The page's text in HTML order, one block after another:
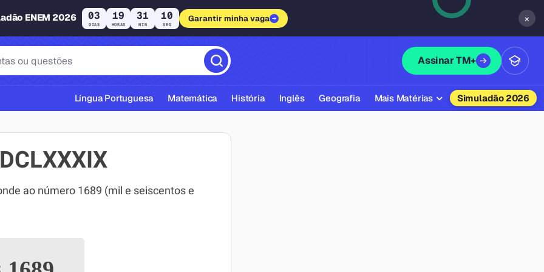
ENEM 2026 03
DIAS
19
HORAS
31
MIN
09
SEG
Garantir minha vaga ×
Assinar TM+
ABNT
Língua Portuguesa Matemática História Inglês Geografia Mais Matérias Simuladão 2026
ao número 1689 (mil e seiscentos e